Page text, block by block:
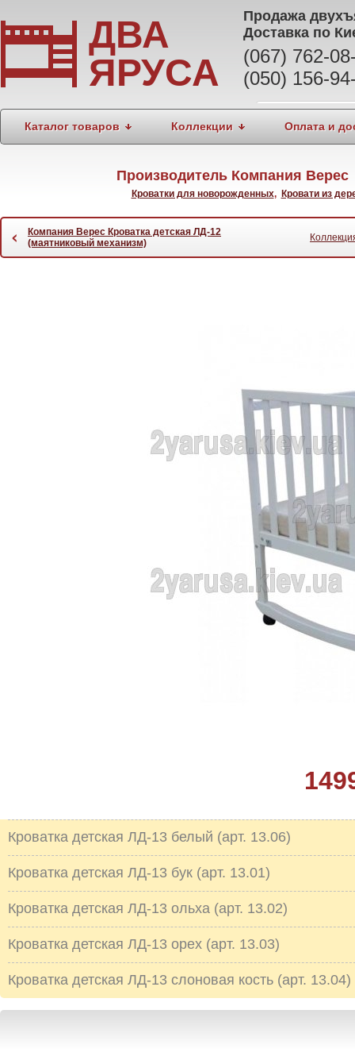
ДВА
ЯРУСА
Продажа
Доставка по
(067) 762-
(050) 156-
Каталог товаров Коллекции Оплата и
Производитель Компания
Кроватки для новорожденных, Кровати из
‹
Компания Верес Кроватка детская ЛД-12
(маятниковый механизм)
Кроватка детская ЛД-13 белый (арт. 13.06)
Кроватка детская ЛД-13 бук (арт. 13.01)
Кроватка детская ЛД-13 ольха (арт. 13.02)
Кроватка детская ЛД-13 орех (арт. 13.03)
Кроватка детская ЛД-13 слоновая кость (арт. 13.04)